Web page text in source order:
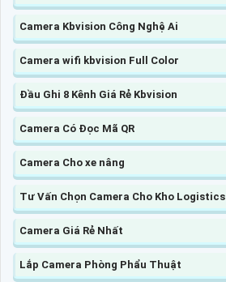
Camera Kbvision Công Nghệ Ai
Camera wifi kbvision Full Color
Đầu Ghi 8 Kênh Giá Rẻ Kbvision
Camera Có Đọc Mã QR
Camera Cho xe nâng
Tư Vấn Chọn Camera Cho Kho Logistics
Camera Giá Rẻ Nhất
Lắp Camera Phòng Phẩu Thuật